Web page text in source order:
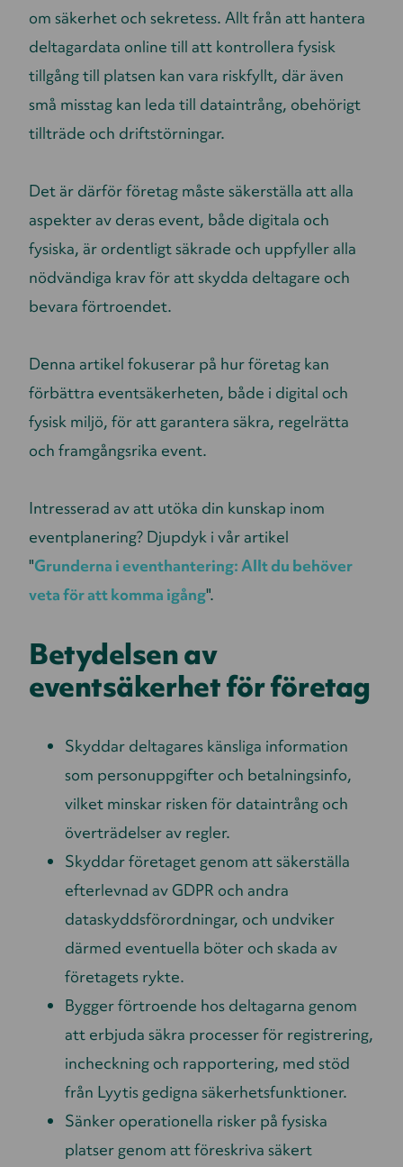
om säkerhet och sekretess. Allt från att hantera
deltagardata online till att kontrollera fysisk
tillgång till platsen kan vara riskfyllt, där även
små misstag kan leda till dataintrång, obehörigt
tillträde och driftstörningar.
Det är därför företag måste säkerställa att alla
aspekter av deras event, både digitala och
fysiska, är ordentligt säkrade och uppfyller alla
nödvändiga krav för att skydda deltagare och
bevara förtroendet.
Denna artikel fokuserar på hur företag kan
förbättra eventsäkerheten, både i digital och
fysisk miljö, för att garantera säkra, regelrätta
och framgångsrika event.
Intresserad av att utöka din kunskap inom
eventplanering? Djupdyk i vår artikel
"Grunderna i eventhantering: Allt du behöver
veta för att komma igång".
Betydelsen av
eventsäkerhet för företag
Skyddar deltagares känsliga information
som personuppgifter och betalningsinfo,
vilket minskar risken för dataintrång och
överträdelser av regler.
Skyddar företaget genom att säkerställa
efterlevnad av GDPR och andra
dataskyddsförordningar, och undviker
därmed eventuella böter och skada av
företagets rykte.
Bygger förtroende hos deltagarna genom
att erbjuda säkra processer för registrering,
incheckning och rapportering, med stöd
från Lyytis gedigna säkerhetsfunktioner.
Sänker operationella risker på fysiska
platser genom att föreskriva säkert